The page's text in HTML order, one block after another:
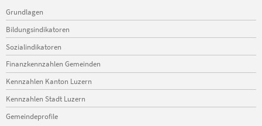
Navigation
überspringen
Grundlagen
Bildungsindikatoren
Sozialindikatoren
Finanzkennzahlen Gemeinden
Kennzahlen Kanton Luzern
Kennzahlen Stadt Luzern
Gemeindeprofile